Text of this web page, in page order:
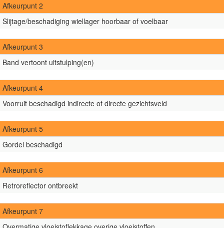
Afkeurpunt 2
Slijtage/beschadiging wiellager hoorbaar of voelbaar
Afkeurpunt 3
Band vertoont uitstulping(en)
Afkeurpunt 4
Voorruit beschadigd indirecte of directe gezichtsveld
Afkeurpunt 5
Gordel beschadigd
Afkeurpunt 6
Retroreflector ontbreekt
Afkeurpunt 7